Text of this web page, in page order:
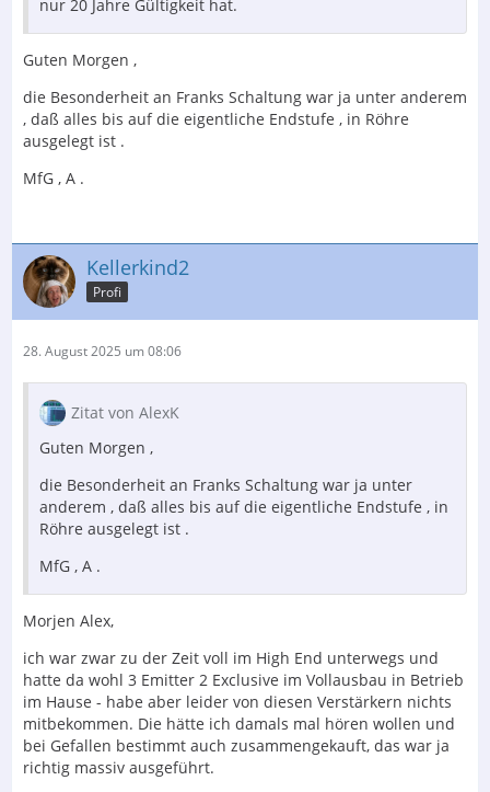
nur 20 Jahre Gültigkeit hat.
Guten Morgen ,
die Besonderheit an Franks Schaltung war ja unter anderem
, daß alles bis auf die eigentliche Endstufe , in Röhre
ausgelegt ist .
MfG , A .
Kellerkind2
Profi
28. August 2025 um 08:06
Zitat von AlexK
Guten Morgen ,
die Besonderheit an Franks Schaltung war ja unter
anderem , daß alles bis auf die eigentliche Endstufe , in
Röhre ausgelegt ist .
MfG , A .
Morjen Alex,
ich war zwar zu der Zeit voll im High End unterwegs und
hatte da wohl 3 Emitter 2 Exclusive im Vollausbau in Betrieb
im Hause - habe aber leider von diesen Verstärkern nichts
mitbekommen. Die hätte ich damals mal hören wollen und
bei Gefallen bestimmt auch zusammengekauft, das war ja
richtig massiv ausgeführt.